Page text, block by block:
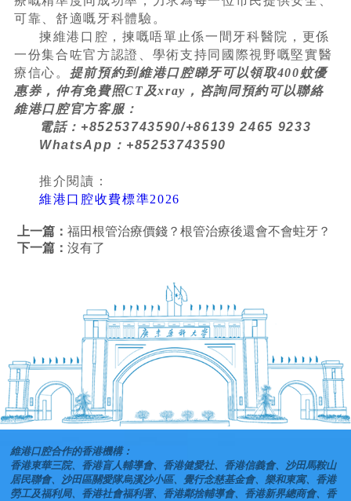
可靠、舒適嘅牙科體驗。
揀維港口腔，揀嘅唔單止係一間牙科醫院，更係
一份集合咗官方認證、學術支持同國際視野嘅堅實醫
療信心。 提前預約到維港口腔睇牙可以領取400蚊優
惠券，仲有免費照CT及xray，咨詢同預約可以聯絡
維港口腔官方客服：
電話：+85253743590/+86139 2465 9233
WhatsApp：+85253743590
推介閱讀：
維港口腔收費標準2026
上一篇：福田根管治療價錢？根管治療後還會不會蛀牙？
下一篇：沒有了
維港口腔合作的香港機構：
香港東華三院、香港盲人輔導會、香港健愛社、香港信義會、沙田馬鞍山
居民聯會、沙田區關愛隊烏溪沙小區、覺行念慈基金會、樂和東寓、香港
勞工及福利局、香港社會福利署、香港鄰捨輔導會、香港新界總商會、香